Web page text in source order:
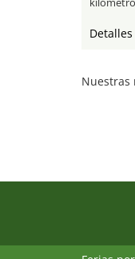
Detalles
Nuestras